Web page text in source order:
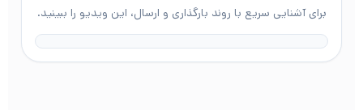
برای آشنایی سریع با روند بارگذاری و ارسال، این ویدیو را ببینید.